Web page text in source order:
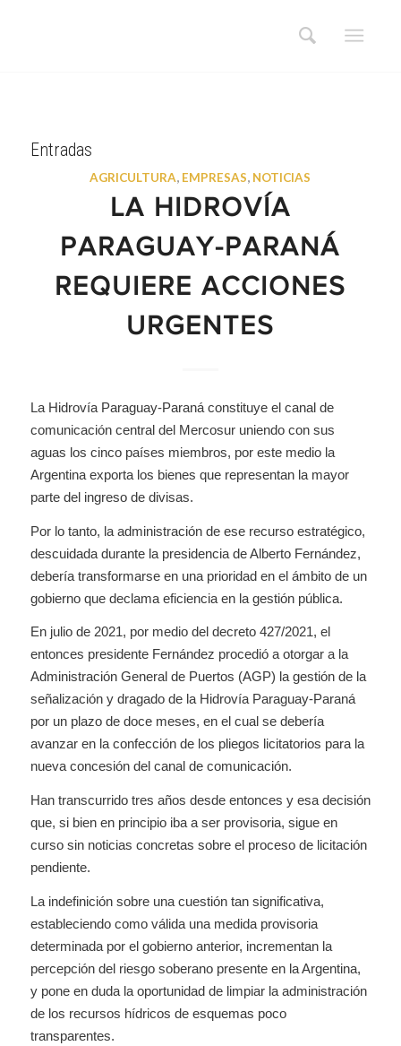
Entradas
AGRICULTURA, EMPRESAS, NOTICIAS
LA HIDROVÍA
PARAGUAY-PARANÁ
REQUIERE ACCIONES
URGENTES
La Hidrovía Paraguay-Paraná constituye el canal de
comunicación central del Mercosur uniendo con sus
aguas los cinco países miembros, por este medio la
Argentina exporta los bienes que representan la mayor
parte del ingreso de divisas.
Por lo tanto, la administración de ese recurso estratégico,
descuidada durante la presidencia de Alberto Fernández,
debería transformarse en una prioridad en el ámbito de un
gobierno que declama eficiencia en la gestión pública.
En julio de 2021, por medio del decreto 427/2021, el
entonces presidente Fernández procedió a otorgar a la
Administración General de Puertos (AGP) la gestión de la
señalización y dragado de la Hidrovía Paraguay-Paraná
por un plazo de doce meses, en el cual se debería
avanzar en la confección de los pliegos licitatorios para la
nueva concesión del canal de comunicación.
Han transcurrido tres años desde entonces y esa decisión
que, si bien en principio iba a ser provisoria, sigue en
curso sin noticias concretas sobre el proceso de licitación
pendiente.
La indefinición sobre una cuestión tan significativa,
estableciendo como válida una medida provisoria
determinada por el gobierno anterior, incrementan la
percepción del riesgo soberano presente en la Argentina,
y pone en duda la oportunidad de limpiar la administración
de los recursos hídricos de esquemas poco
transparentes.